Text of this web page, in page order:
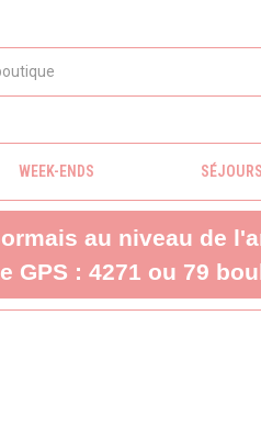
WEEK-ENDS SÉJOURS
au niveau de
GPS : 4271 ou 79